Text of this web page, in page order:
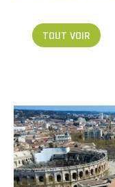
TOUT VOIR